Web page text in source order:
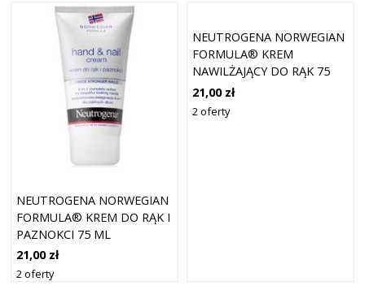
NEUTROGENA NORWEGIAN
FORMULA® KREM DO RĄK I
PAZNOKCI 75 ML
21,00 zł
2 oferty
NEUTROGENA NORWEGIAN
FORMULA® KREM
NAWILŻAJĄCY DO RĄK 75
ML
21,00 zł
2 oferty